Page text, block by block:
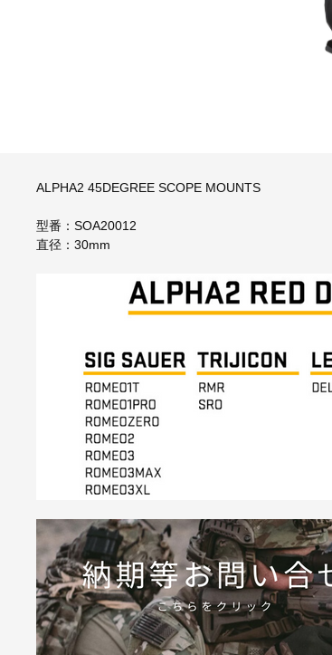
ALPHA2 45DEGREE SCOPE MOUNTS
型番：SOA20012
直径：30mm